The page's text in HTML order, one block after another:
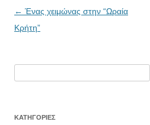
Πλοήγηση
άρθρων
← Ένας χειμώνας στην “Ωραία
Κρήτη”
KΑΤΗΓΟΡΊΕΣ